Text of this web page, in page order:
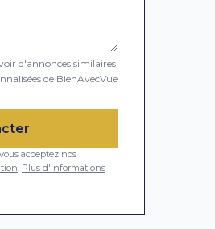
d'annonces similaires
de BienAvecVue
acceptez nos
. Plus d'informations